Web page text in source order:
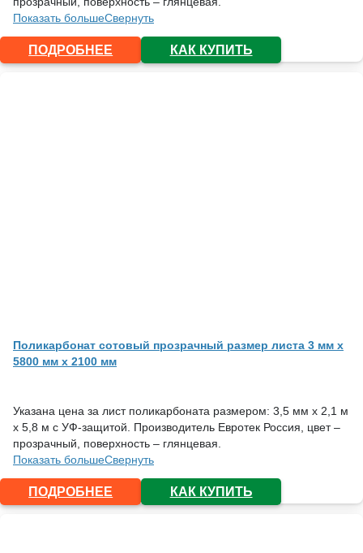
Показать большеСвернуть
ПОДРОБНЕЕ КАК КУПИТЬ
Поликарбонат сотовый прозрачный размер листа 3 мм x
5800 мм x 2100 мм
Указана цена за лист поликарбоната размером: 3,5 мм х 2,1 м
х 5,8 м с УФ-защитой. Производитель Евротек Россия, цвет –
прозрачный, поверхность – глянцевая.
Показать большеСвернуть
ПОДРОБНЕЕ КАК КУПИТЬ